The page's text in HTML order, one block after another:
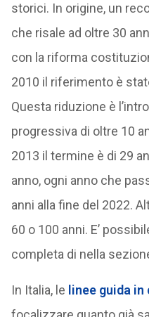
storici. In origine, un
che risale ad oltre 30
con la riforma
2010 il riferimento è
Questa riduzione è
progressiva di oltre 10
2013 il termine è di 29
anno, ogni anno che
anni alla fine del 2022.
60 o 100 anni. E’
completa di nella
In Italia, le linee guida